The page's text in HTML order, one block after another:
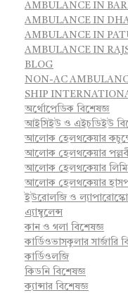
AMBULANCE IN
AMBULANCE IN
AMBULANCE IN
AMBULANCE IN
BLOG
NON-AC
SHIP
অর্থোপেডিক বিশেষজ্ঞ
আইসিইউ ও এইচডিইউ
আলোক হেলথকেয়ার
আলোক হেলথকেয়ার
আলোক হেলথকেয়ার
আলোক হেলথকেয়ার
ইউরোলজি ও
এ্যাম্বুলেন্স
কান ও গলা বিশেষজ্ঞ
কার্ডিওভাসকুলার সার্জারি
কার্ডিওলজি
কিডনি বিশেষজ্ঞ
ক্যান্সার বিশেষজ্ঞ